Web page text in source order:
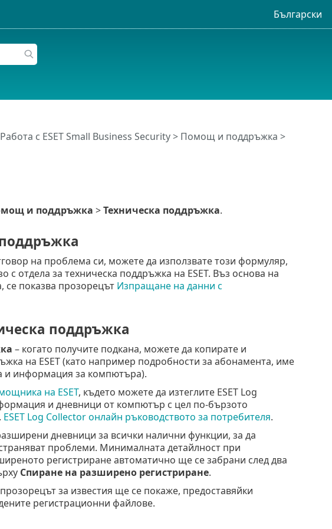
Български
Работа с ESET Small Business Security> Помощ и поддръжка >
и поддръжка >Техническа поддръжка.
на проблема си, можете да използвате този формуляр,
с отдела за техническа поддръжка на ESET. Въз основа на
показва прозорецът Изпращане на данни с
поддръжка
– когато получите подкана, можете да копирате и
на ESET (като например подробности за абонамента, име
и информация за компютъра).
на ESET, където можете да изтеглите ESET Log
и дневници от компютър с цел по-бързото
ESET Log Collector онлайн ръководството за потребителя.
дневници за всички налични функции, за да
проблеми. Минималната детайлност при
регистриране автоматично ще се забрани след два
Спиране на разширено регистриране.
за известия ще се покаже, предоставяйки
регистрационни файлове.